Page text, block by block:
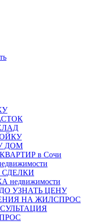
ДОМ
в Сочи
УЗНАТЬ ЦЕНУ
НА ЖИЛСПРОС